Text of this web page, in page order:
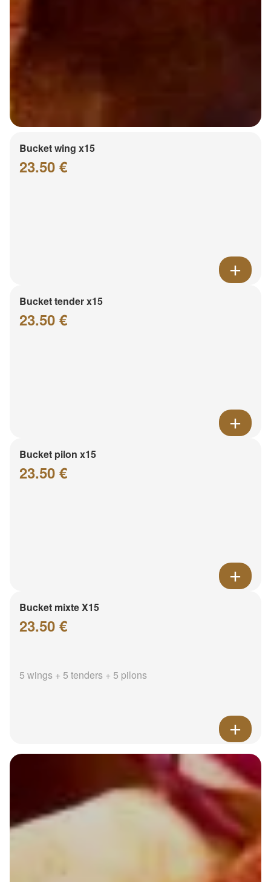
Bucket wing x15
23.50 €
Bucket tender x15
23.50 €
Bucket pilon x15
23.50 €
Bucket mixte X15
23.50 €
5 wings + 5 tenders + 5 pilons